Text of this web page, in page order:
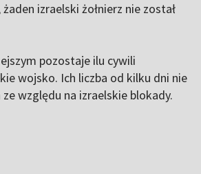
izraelski żołnierz nie został
pozostaje ilu cywili
wojsko. Ich liczba od kilku dni nie
względu na izraelskie blokady.